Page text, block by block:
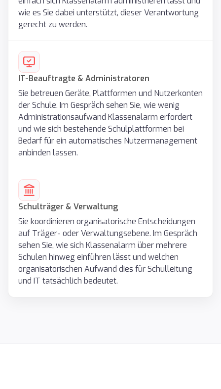
wie es Sie dabei unterstützt, dieser Verantwortung
gerecht zu werden.
IT-Beauftragte & Administratoren
Sie betreuen Geräte, Plattformen und Nutzerkonten
der Schule. Im Gespräch sehen Sie, wie wenig
Administrationsaufwand Klassenalarm erfordert
und wie sich bestehende Schulplattformen bei
Bedarf für ein automatisches Nutzermanagement
anbinden lassen.
Schulträger & Verwaltung
Sie koordinieren organisatorische Entscheidungen
auf Träger- oder Verwaltungsebene. Im Gespräch
sehen Sie, wie sich Klassenalarm über mehrere
Schulen hinweg einführen lässt und welchen
organisatorischen Aufwand dies für Schulleitung
und IT tatsächlich bedeutet.